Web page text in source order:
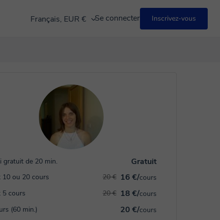
Français, EUR € Se connecter Inscrivez-vous
gratuit de 20 min. Gratuit
10 ou 20 cours 16 €/cours
20 €
5 cours
18 €/cours
20 €
(60 min.)
20 €/cours